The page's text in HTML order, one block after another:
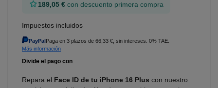
189,05 € con descuento primera compra
Impuestos incluidos
PayPalPaga en 3 plazos de 66,33 €, sin intereses. 0% TAE.
Más información
Repara el Face ID de tu iPhone 16 Plus con nuestro